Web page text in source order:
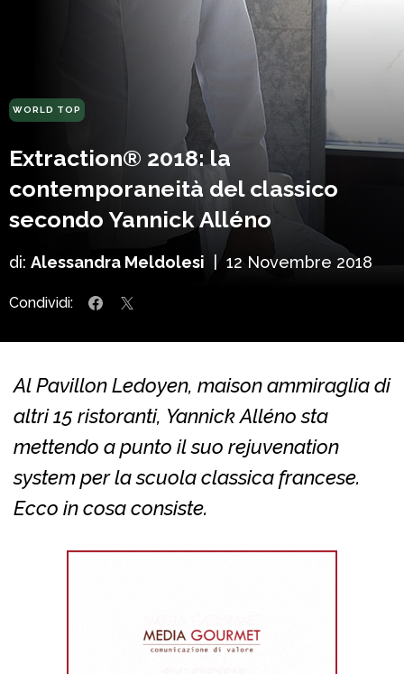
WORLD TOP
Extraction® 2018: la
contemporaneità del classico
secondo Yannick Alléno
di: Alessandra Meldolesi 12 Novembre 2018
Condividi:
Al Pavillon Ledoyen, maison ammiraglia di
altri 15 ristoranti, Yannick Alléno sta
mettendo a punto il suo rejuvenation
system per la scuola classica francese.
Ecco in cosa consiste.